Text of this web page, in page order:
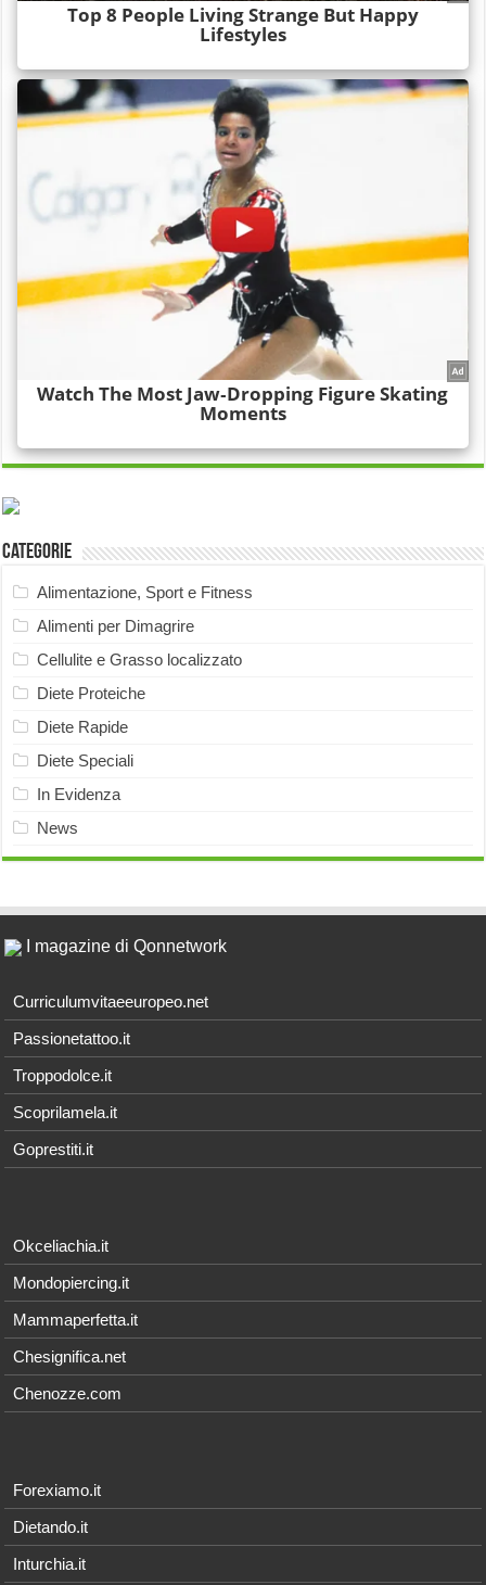
Categorie
Alimentazione, Sport e Fitness
Alimenti per Dimagrire
Cellulite e Grasso localizzato
Diete Proteiche
Diete Rapide
Diete Speciali
In Evidenza
News
I magazine di Qonnetwork
Curriculumvitaeeuropeo.net
Passionetattoo.it
Troppodolce.it
Scoprilamela.it
Goprestiti.it
Okceliachia.it
Mondopiercing.it
Mammaperfetta.it
Chesignifica.net
Chenozze.com
Forexiamo.it
Dietando.it
Inturchia.it